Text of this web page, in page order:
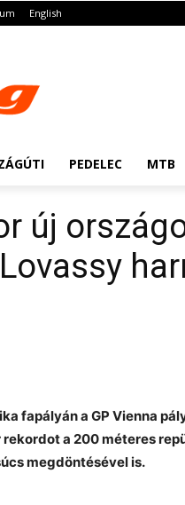
English
PEDELEC MTB
új
fapályán a GP Vienna
a 200 méteres
megdöntésével is.